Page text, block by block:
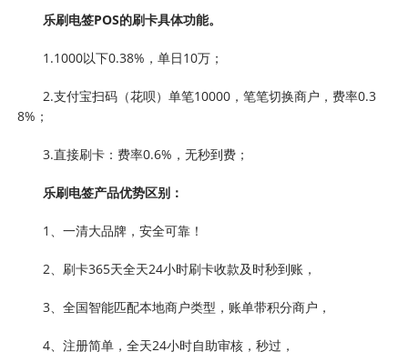
乐刷电签POS的刷卡具体功能。
1.1000以下0.38%，单日10万；
2.支付宝扫码（花呗）单笔10000，笔笔切换商户，费率0.3
8%；
3.直接刷卡：费率0.6%，无秒到费；
乐刷电签产品优势区别：
1、一清大品牌，安全可靠！
2、刷卡365天全天24小时刷卡收款及时秒到账，
3、全国智能匹配本地商户类型，账单带积分商户，
4、注册简单，全天24小时自助审核，秒过，